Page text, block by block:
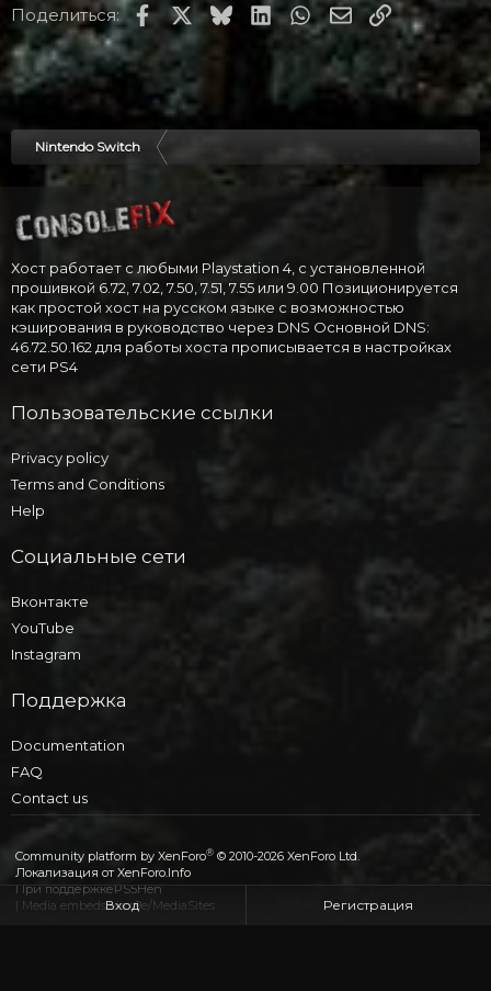
Поделиться: Facebook
X BlueskyLinkedInWhatsApp
Электронная
Ссылка
Nintendo Switch
Хост работает с любыми Playstation 4, с установленной
прошивкой 6.72, 7.02, 7.50, 7.51, 7.55 или 9.00 Позиционируется
как простой хост на русском языке с возможностью
кэширования в руководство через DNS Основной DNS:
46.72.50.162 для работы хоста прописывается в настройках
сети PS4
Пользовательские ссылки
Privacy policy
Terms and Conditions
Help
Социальные сети
Вконтакте
YouTube
Instagram
Поддержка
Documentation
FAQ
Contact us
Community platform by XenForo® © 2010-2026 XenForo Ltd.
Локализация от XenForo.Info
При поддержкеPS5Hen
| Media embeds via s9e/MediaSites
Вход Регистрация